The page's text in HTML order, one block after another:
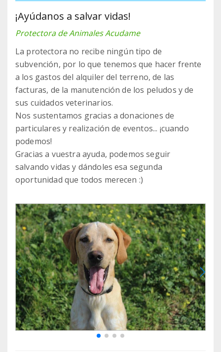
¡Ayúdanos a salvar vidas!
Protectora de Animales Acudame
La protectora no recibe ningún tipo de
subvención, por lo que tenemos que hacer frente
a los gastos del alquiler del terreno, de las
facturas, de la manutención de los peludos y de
sus cuidados veterinarios.
Nos sustentamos gracias a donaciones de
particulares y realización de eventos... ¡cuando
podemos!
Gracias a vuestra ayuda, podemos seguir
salvando vidas y dándoles esa segunda
oportunidad que todos merecen :)